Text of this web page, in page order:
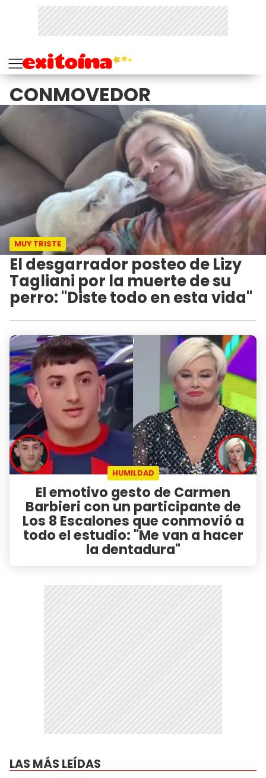
CONMOVEDOR
MUY TRISTE
El desgarrador posteo de Lizy
Tagliani por la muerte de su
perro: "Diste todo en esta vida"
HUMILDAD
El emotivo gesto de Carmen
Barbieri con un participante de
Los 8 Escalones que conmovió a
todo el estudio: "Me van a hacer
la dentadura"
LAS MÁS LEÍDAS